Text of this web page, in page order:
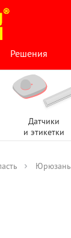
Решения
Датчики
и этикетки
Юрюзань